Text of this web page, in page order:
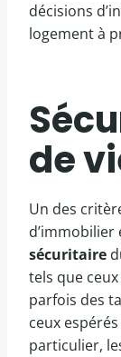
décisions
logement à
de
Un des
d’immobilier
sécuritaire
tels que
parfois des
ceux
particulier,